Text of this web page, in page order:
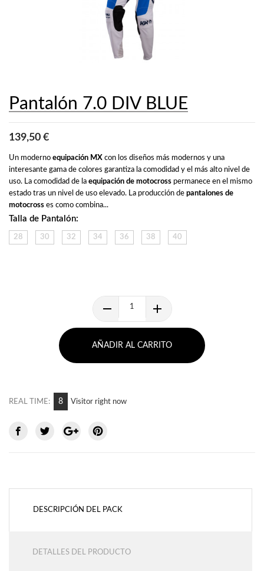
Pantalón 7.0 DIV BLUE
139,50 €
Un moderno equipación MX con los diseños más modernos y una
interesante gama de colores garantiza la comodidad y el más alto nivel de
uso. La comodidad de la equipación de motocross permanece en el mismo
estado tras un nivel de uso elevado. La producción de pantalones de
motocross es como combina...
Talla de Pantalón:
28 30 32 34 36 38 40
AÑADIR AL CARRITO
REAL TIME: 8 Visitor right now
DESCRIPCIÓN DEL PACK
DETALLES DEL PRODUCTO